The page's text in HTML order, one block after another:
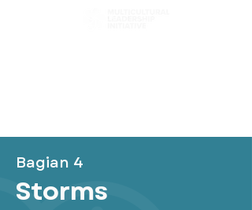
Bagian 4
Storms